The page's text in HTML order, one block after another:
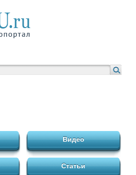
Видео
Статьи